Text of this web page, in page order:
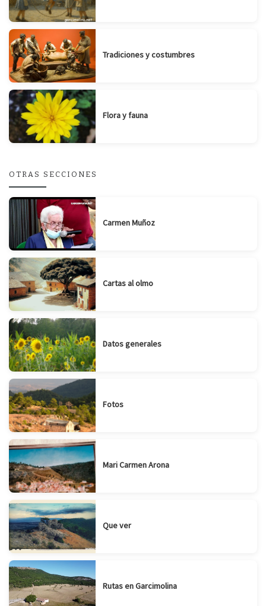
Tradiciones y costumbres
Flora y fauna
OTRAS SECCIONES
Carmen Muñoz
Cartas al olmo
Datos generales
Fotos
Mari Carmen Arona
Que ver
Rutas en Garcimolina